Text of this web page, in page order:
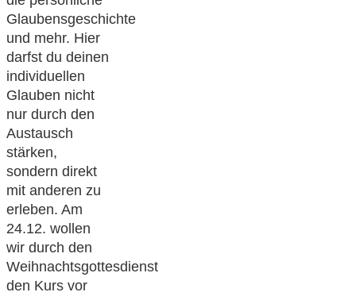
Glaubensgeschichte
und mehr. Hier
darfst du deinen
individuellen
Glauben nicht
nur durch den
Austausch
stärken,
sondern direkt
mit anderen zu
erleben. Am
24.12. wollen
wir durch den
Weihnachtsgottesdienst
den Kurs vor